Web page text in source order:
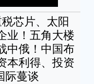
芯片、太阳
业！五角大楼
中俄！中国布
本利得、投资
际蔓谈